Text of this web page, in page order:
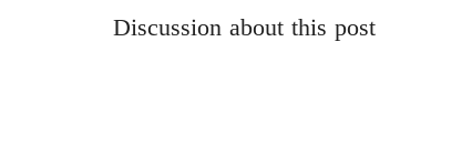
Discussion about this post